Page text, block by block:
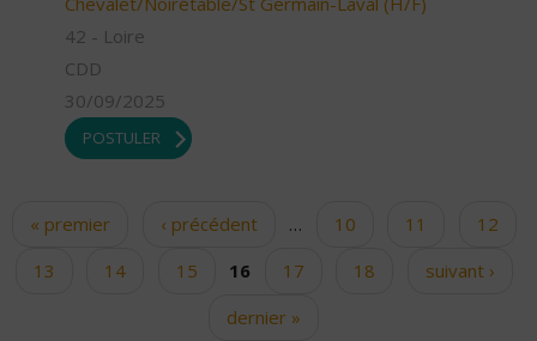
42 - Loire
CDD
30/09/2025
POSTULER
Pages
« premier ‹ précédent … 10 11
12
13
14 15 16 17 18
suivant ›
dernier »